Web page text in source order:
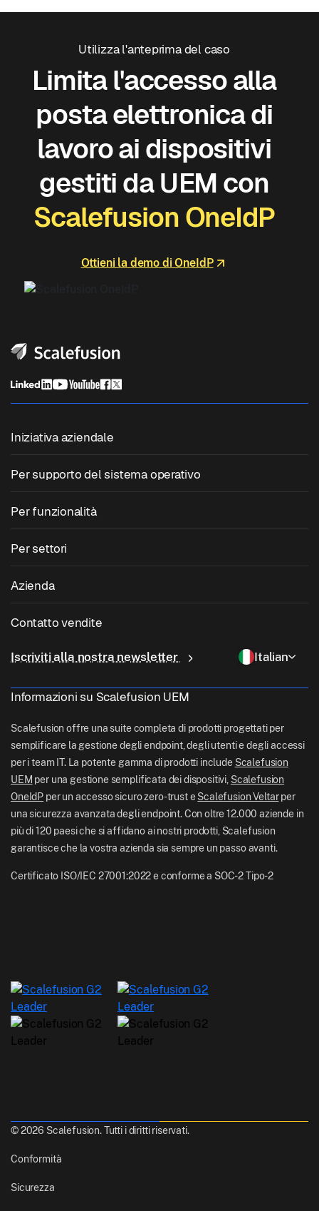
Utilizza l'anteprima del caso
Limita l'accesso alla
posta elettronica di
lavoro ai dispositivi
gestiti da UEM con
Scalefusion OneIdP
Ottieni la demo di OneIdP
Iniziativa aziendale
Software per chioschi
Porta il tuo dispositivo (BYOD)
Per supporto del sistema operativo
Gestione iOS
Gestione Linux
Per funzionalità
Accesso condizionale
Controllo remoto
Per settori
Vendita al dettaglio
Logistica
Azienda
Documentazione di aiuto Scalefusion
Blog Scalefusion
Sala stampa
Carriere
Contatto vendite
sales[at]scalefusion.com
NZ: +64-9-888-4315
India: +91-63694-45500
Iscriviti alla nostra newsletter Italian
Informazioni su Scalefusion UEM
Scalefusion offre una suite completa di prodotti progettati per
semplificare la gestione degli endpoint, degli utenti e degli accessi
per i team IT. La potente gamma di prodotti include Scalefusion
UEM per una gestione semplificata dei dispositivi, Scalefusion
OneIdP per un accesso sicuro zero-trust eScalefusion Veltarper
una sicurezza avanzata degli endpoint. Con oltre 12.000 aziende in
più di 120 paesi che si affidano ai nostri prodotti, Scalefusion
garantisce che la vostra azienda sia sempre un passo avanti.
Certificato ISO/IEC 27001:2022 e conforme a SOC-2 Tipo-2
© 2026 Scalefusion. Tutti i diritti riservati.
Conformità
Sicurezza